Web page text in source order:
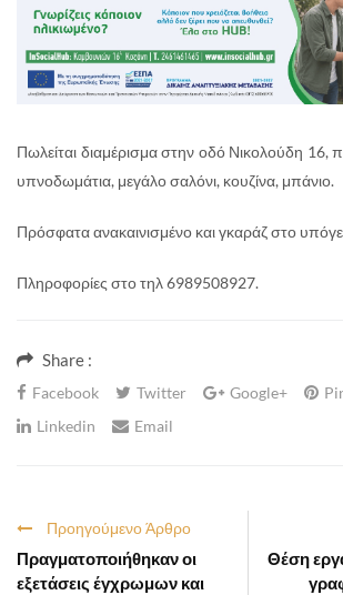
Πωλείται διαμέρισμα στην οδό Νικολούδη
υπνοδωμάτια, μεγάλο σαλόνι, κουζίνα, μπάνιο.
Πρόσφατα ανακαινισμένο και γκαράζ στο
Πληροφορίες στο τηλ 6989508927.
Share :
Facebook Twitter Google+
Linkedin
Email
Θέση
Προηγούμενο Άρθρο
Πραγματοποιήθηκαν οι
εξετάσεις έγχρωμων και